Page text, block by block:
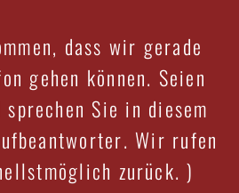
dass wir gerade
gehen können. Seien
Sie in diesem
Wir rufen
zurück. )